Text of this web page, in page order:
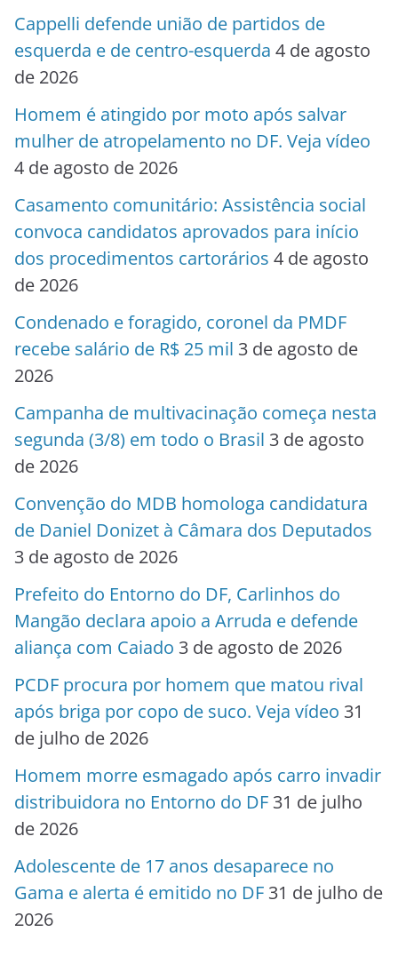
Cappelli defende união de partidos de
esquerda e de centro-esquerda 4 de agosto
de 2026
Homem é atingido por moto após salvar
mulher de atropelamento no DF. Veja vídeo
4 de agosto de 2026
Casamento comunitário: Assistência social
convoca candidatos aprovados para início
dos procedimentos cartorários 4 de agosto
de 2026
Condenado e foragido, coronel da PMDF
recebe salário de R$ 25 mil 3 de agosto de
2026
Campanha de multivacinação começa nesta
segunda (3/8) em todo o Brasil 3 de agosto
de 2026
Convenção do MDB homologa candidatura
de Daniel Donizet à Câmara dos Deputados
3 de agosto de 2026
Prefeito do Entorno do DF, Carlinhos do
Mangão declara apoio a Arruda e defende
aliança com Caiado 3 de agosto de 2026
PCDF procura por homem que matou rival
após briga por copo de suco. Veja vídeo 31
de julho de 2026
Homem morre esmagado após carro invadir
distribuidora no Entorno do DF 31 de julho
de 2026
Adolescente de 17 anos desaparece no
Gama e alerta é emitido no DF 31 de julho de
2026